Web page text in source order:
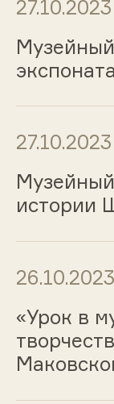
27.10.2023
27.10.2023
истории
26.10.2023
«Урок в